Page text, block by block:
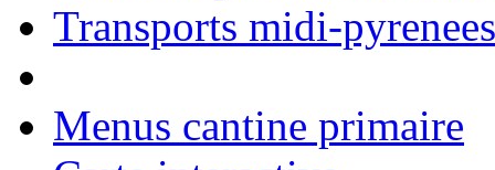
Transports midi-pyrenees
Menus cantine primaire